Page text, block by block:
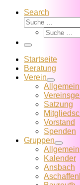
Search
Suche
Suche
Menü
Startseite
Beratung
Verein
Allgemein
Satzung
Vorstand
Spenden
Gruppen
Allgemein
Kalender
Ansbach